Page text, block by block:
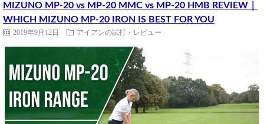
MIZUNO MP-20 vs MP-20 MMC vs MP-20 HMB REVIEW｜
WHICH MIZUNO MP-20 IRON IS BEST FOR YOU
2019年9月12日 アイアンの試打・レビュー